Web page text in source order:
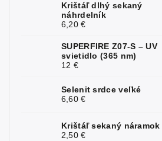
0
0
0
Krištáľ dlhý sekaný
náhrdelník
6,20 €
SUPERFIRE Z07-S – UV
svietidlo (365 nm)
12 €
Selenit srdce veľké
6,60 €
Krištáľ sekaný náramok
2,50 €